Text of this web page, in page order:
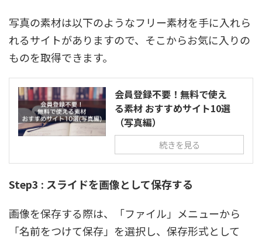
写真の素材は以下のようなフリー素材を手に入れら
れるサイトがありますので、そこからお気に入りの
ものを取得できます。
会員登録不要！無料で使え
る素材 おすすめサイト10選
（写真編）
続きを見る
Step3 : スライドを画像として保存する
画像を保存する際は、「ファイル」メニューから
「名前をつけて保存」を選択し、保存形式として